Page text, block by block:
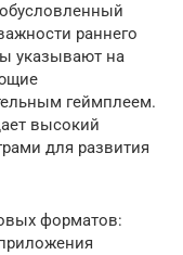
раннего
указывают на
геймплеем.
высокий
для развития
форматов: